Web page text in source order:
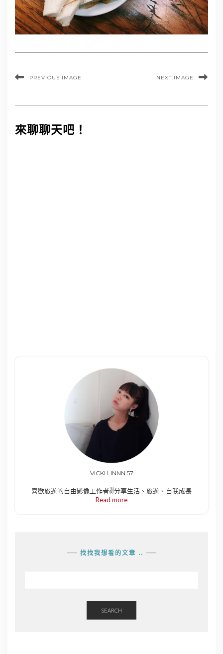
PREVIOUS IMAGE NEXT IMAGE
來聊聊天吧！
VICKI LINNN 57
喜歡旅遊的自由影像工作者✌️分享生活、旅遊、自我成長
Read more
找找我想看的文章 ..
SEARCH